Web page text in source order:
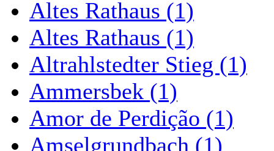
Altes Rathaus (1)
Altes Rathaus (1)
Altrahlstedter Stieg (1)
Ammersbek (1)
Amor de Perdição (1)
Amselgrundbach (1)